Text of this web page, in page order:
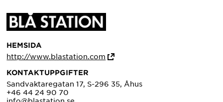
HEMSIDA
http://www.blastation.com
KONTAKTUPPGIFTER
Sandvaktaregatan 17, S-296 35, Åhus
+46 44 24 90 70